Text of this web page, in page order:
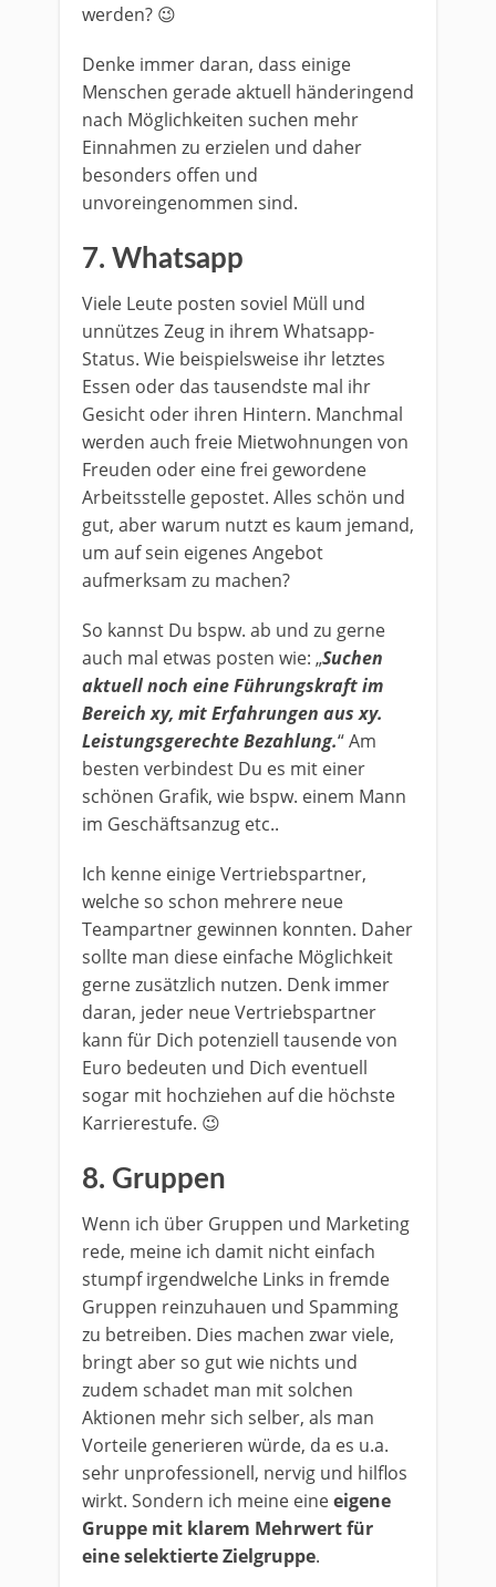
werden? 😉
Denke immer daran, dass einige
Menschen gerade aktuell händeringend
nach Möglichkeiten suchen mehr
Einnahmen zu erzielen und daher
besonders offen und
unvoreingenommen sind.
7. Whatsapp
Viele Leute posten soviel Müll und
unnützes Zeug in ihrem Whatsapp-
Status. Wie beispielsweise ihr letztes
Essen oder das tausendste mal ihr
Gesicht oder ihren Hintern. Manchmal
werden auch freie Mietwohnungen von
Freuden oder eine frei gewordene
Arbeitsstelle gepostet. Alles schön und
gut, aber warum nutzt es kaum jemand,
um auf sein eigenes Angebot
aufmerksam zu machen?
So kannst Du bspw. ab und zu gerne
auch mal etwas posten wie: „Suchen
aktuell noch eine Führungskraft im
Bereich xy, mit Erfahrungen aus xy.
Leistungsgerechte Bezahlung.“ Am
besten verbindest Du es mit einer
schönen Grafik, wie bspw. einem Mann
im Geschäftsanzug etc..
Ich kenne einige Vertriebspartner,
welche so schon mehrere neue
Teampartner gewinnen konnten. Daher
sollte man diese einfache Möglichkeit
gerne zusätzlich nutzen. Denk immer
daran, jeder neue Vertriebspartner
kann für Dich potenziell tausende von
Euro bedeuten und Dich eventuell
sogar mit hochziehen auf die höchste
Karrierestufe. 😉
8. Gruppen
Wenn ich über Gruppen und Marketing
rede, meine ich damit nicht einfach
stumpf irgendwelche Links in fremde
Gruppen reinzuhauen und Spamming
zu betreiben. Dies machen zwar viele,
bringt aber so gut wie nichts und
zudem schadet man mit solchen
Aktionen mehr sich selber, als man
Vorteile generieren würde, da es u.a.
sehr unprofessionell, nervig und hilflos
wirkt. Sondern ich meine eineeigene
Gruppe mit klarem Mehrwert für
eine selektierte Zielgruppe.